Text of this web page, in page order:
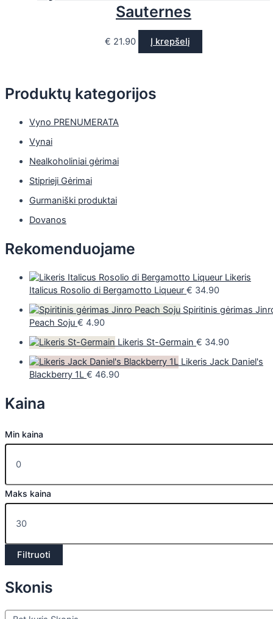
Produktų kategorijos
Vyno PRENUMERATA
Vynai
Nealkoholiniai gėrimai
Stiprieji Gėrimai
Gurmaniški produktai
Dovanos
Rekomenduojame
Likeris
Italicus Rosolio di Bergamotto Liqueur € 34.90
Spiritinis gėrimas
Peach Soju € 4.90
Likeris St-Germain € 34.90
Likeris Jack Daniel's
Blackberry 1L € 46.90
Kaina
Min kaina
Maks kaina
Filtruoti
Skonis
Sauternes
€ 21.90 Į krepšelį